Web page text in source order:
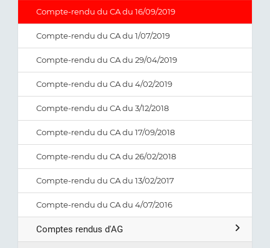
Compte-rendu du CA du 16/09/2019
Compte-rendu du CA du 1/07/2019
Compte-rendu du CA du 29/04/2019
Compte-rendu du CA du 4/02/2019
Compte-rendu du CA du 3/12/2018
Compte-rendu du CA du 17/09/2018
Compte-rendu du CA du 26/02/2018
Compte-rendu du CA du 13/02/2017
Compte-rendu du CA du 4/07/2016
Comptes rendus d'AG